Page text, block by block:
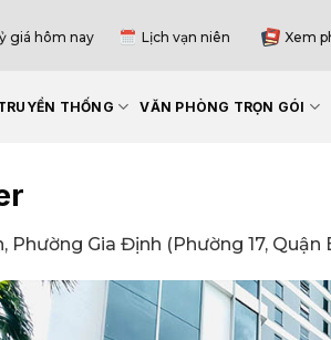
giá hôm nay Lịch vạn niên Xem
THỐNG VĂN PHÒNG TRỌN GÓI
Phường Gia Định (Phường 17, Quận